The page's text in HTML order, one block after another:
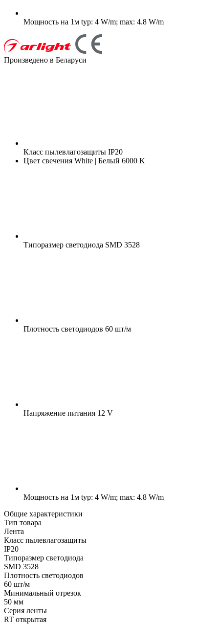
Мощность на 1м typ: 4 W/m; max: 4.8 W/m
Произведено в Беларуси
Класс пылевлагозащиты IP20
Цвет свечения White | Белый 6000 K
Типоразмер светодиода SMD 3528
Плотность светодиодов 60 шт/м
Напряжение питания 12 V
Мощность на 1м typ: 4 W/m; max: 4.8 W/m
Общие характеристики
Тип товара
Лента
Класс пылевлагозащиты
IP20
Типоразмер светодиода
SMD 3528
Плотность светодиодов
60 шт/м
Минимальный отрезок
50 мм
Серия ленты
RT открытая